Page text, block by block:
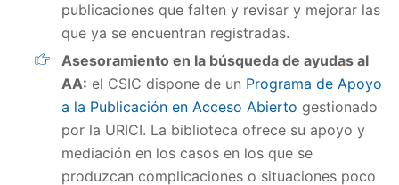
publicaciones que falten y revisar y mejorar las
que ya se encuentran registradas.
Asesoramiento en la búsqueda de ayudas al
AA: el CSIC dispone de un Programa de Apoyo
a la Publicación en Acceso Abierto gestionado
por la URICI. La biblioteca ofrece su apoyo y
mediación en los casos en los que se
produzcan complicaciones o situaciones poco